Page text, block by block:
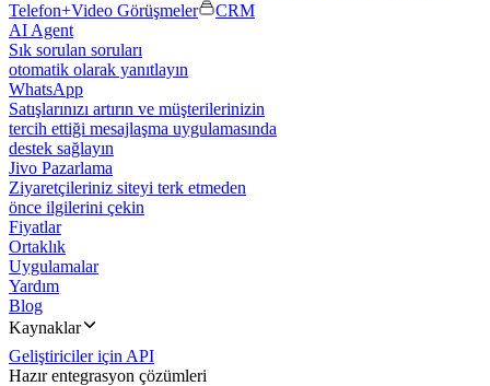
Telefon+Video Görüşmeler
CRM
AI Agent
Sık sorulan soruları
otomatik olarak yanıtlayın
WhatsApp
Satışlarınızı artırın ve müşterilerinizin
tercih ettiği mesajlaşma uygulamasında
destek sağlayın
Jivo Pazarlama
Ziyaretçileriniz siteyi terk etmeden
önce ilgilerini çekin
Fiyatlar
Ortaklık
Uygulamalar
Yardım
Blog
Kaynaklar
Geliştiriciler için API
Hazır entegrasyon çözümleri